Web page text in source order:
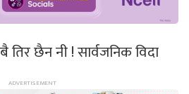
छैन नी ! सार्वजनिक विदा